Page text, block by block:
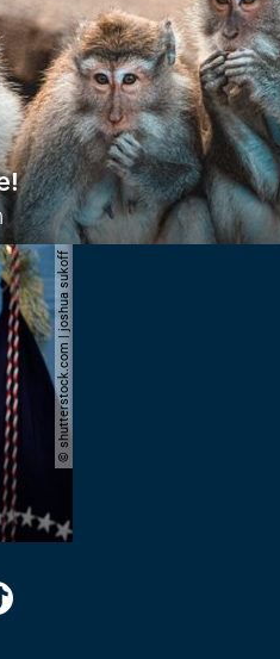
© shutterstock.com | joshua sukoff